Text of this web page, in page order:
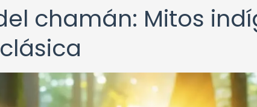
chamán: Mitos